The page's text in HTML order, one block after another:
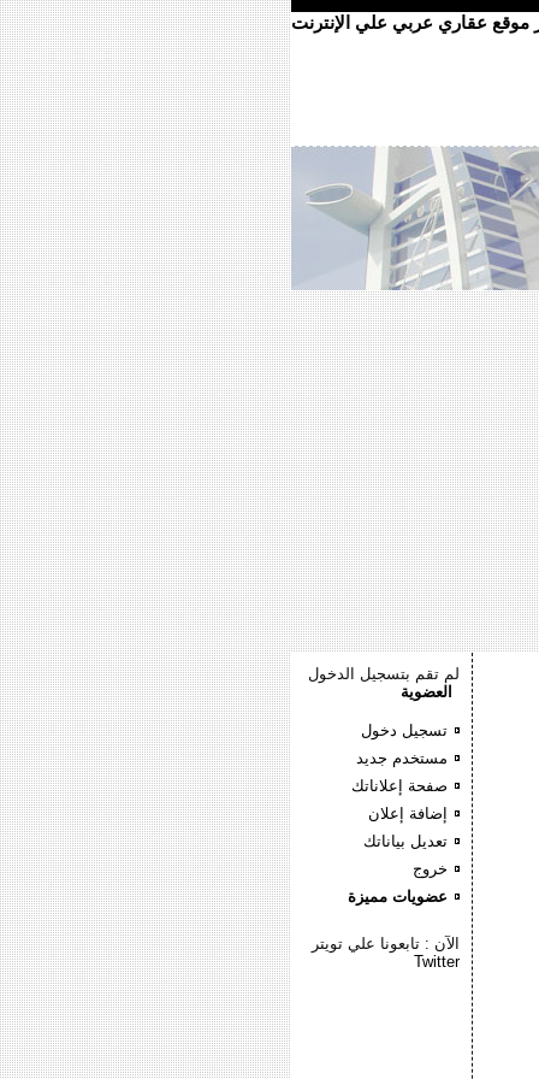
موقع عقاري عربي علي الإنترنت
لم تقم بتسجيل الدخول
العضوية
تسجيل دخول
مستخدم جديد
صفحة إعلاناتك
إضافة إعلان
تعديل بياناتك
خروج
عضويات مميزة
الآن : تابعونا علي تويتر
Twitter